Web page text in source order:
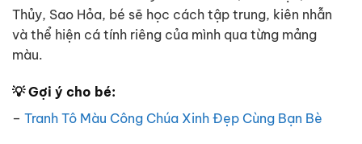
Thủy, Sao Hỏa, bé sẽ học cách tập trung, kiên nhẫn
và thể hiện cá tính riêng của mình qua từng mảng
màu.
💡 Gợi ý cho bé:
– Tranh Tô Màu Công Chúa Xinh Đẹp Cùng Bạn Bè